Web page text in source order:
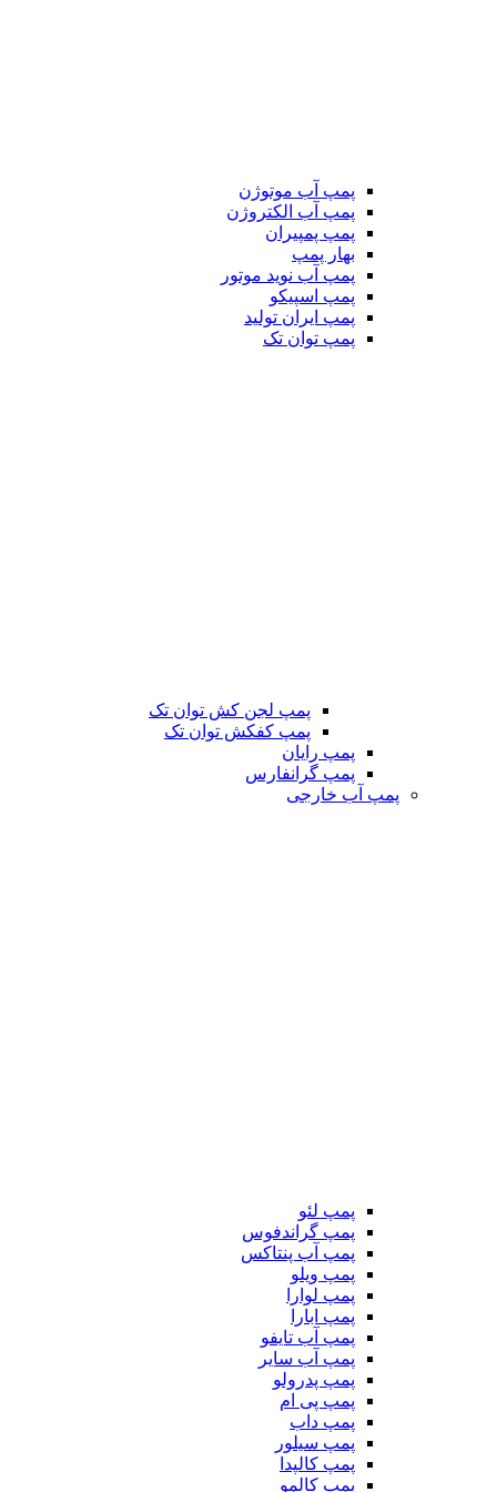
پمپ آب موتوژن
پمپ آب الکتروژن
پمپ پمپیران
بهار پمپ
پمپ آب نوید موتور
پمپ اسپیکو
پمپ ایران تولید
پمپ توان تک
پمپ لجن کش توان تک
پمپ کفکش توان تک
پمپ رایان
پمپ گرانفارس
پمپ آب خارجی
پمپ لئو
پمپ گراندفوس
پمپ آب پنتاکس
پمپ ویلو
پمپ لوارا
پمپ ابارا
پمپ آب تایفو
پمپ آب سایر
پمپ پدرولو
پمپ پی ام
پمپ داب
پمپ سیلور
پمپ کالپدا
پمپ کالمو